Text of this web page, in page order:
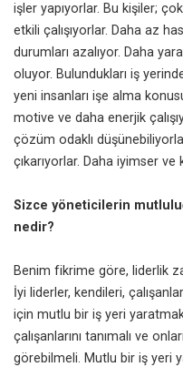
işler yapıyorlar. Bu kişiler;
etkili çalışıyorlar. Daha az
durumları azalıyor. Daha
oluyor. Bulundukları iş
yeni insanları işe alma
motive ve daha enerjik
çözüm odaklı
çıkarıyorlar. Daha iyimser ve
Sizce yöneticilerin
nedir?
Benim fikrime göre, liderlik
İyi liderler, kendileri,
için mutlu bir iş yeri
çalışanlarını tanımalı ve
görebilmeli. Mutlu bir iş yeri